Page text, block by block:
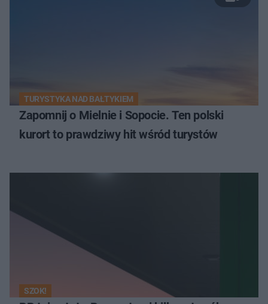
TURYSTYKA NAD BAŁTYKIEM
Zapomnij o Mielnie i Sopocie. Ten polski
kurort to prawdziwy hit wśród turystów
SZOK!